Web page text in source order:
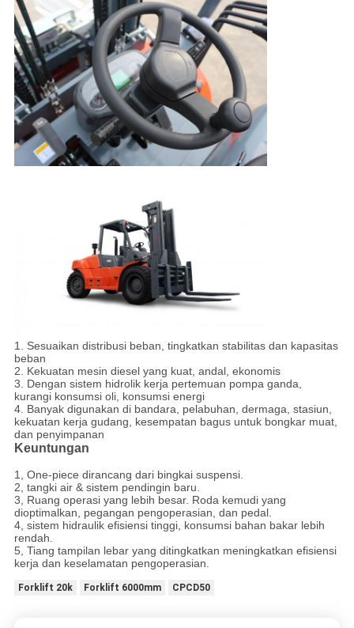
1. Sesuaikan distribusi beban, tingkatkan stabilitas dan kapasitas
beban
2. Kekuatan mesin diesel yang kuat, andal, ekonomis
3. Dengan sistem hidrolik kerja pertemuan pompa ganda,
kurangi konsumsi oli, konsumsi energi
4. Banyak digunakan di bandara, pelabuhan, dermaga, stasiun,
kekuatan kerja gudang, kesempatan bagus untuk bongkar muat,
dan penyimpanan
Keuntungan
1, One-piece dirancang dari bingkai suspensi.
2, tangki air & sistem pendingin baru.
3, Ruang operasi yang lebih besar. Roda kemudi yang
dioptimalkan, pegangan pengoperasian, dan pedal.
4, sistem hidraulik efisiensi tinggi, konsumsi bahan bakar lebih
rendah.
5, Tiang tampilan lebar yang ditingkatkan meningkatkan efisiensi
kerja dan keselamatan pengoperasian.
Forklift 20k Forklift 6000mm CPCD50